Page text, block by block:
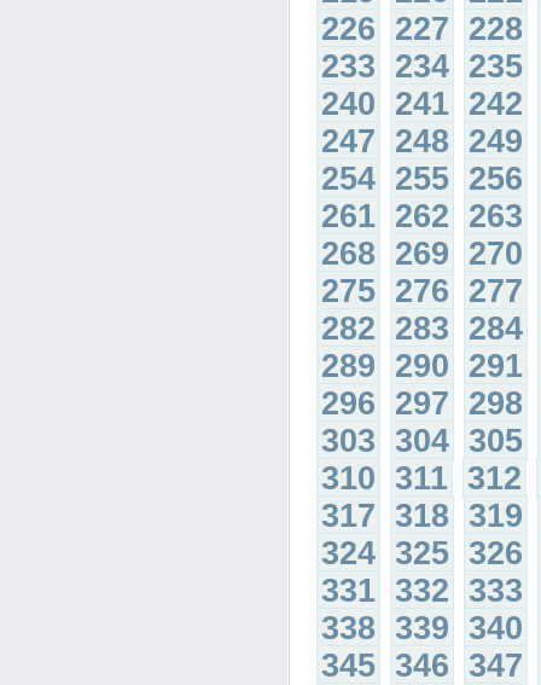
226 227 228
233 234 235
240 241 242
247 248 249
254 255 256
261 262 263
268 269 270
275 276 277
282 283 284
289 290 291
296 297 298
303 304 305
310 311 312
317 318 319
324 325 326
331 332 333
338 339 340
345 346 347